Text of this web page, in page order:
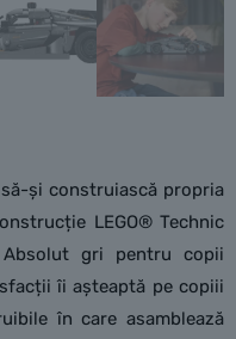
și construiască propria
LEGO® Technic
Absolut gri pentru copii
îi așteaptă pe copiii
în care asamblează